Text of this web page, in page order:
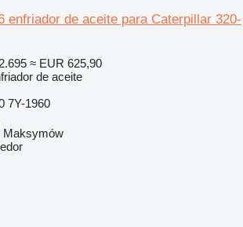
enfriador de aceite para Caterpillar 320-
≈ EUR 625,90
de aceite
7Y-1960
Maksymów